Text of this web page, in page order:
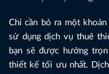
Chỉ cần bỏ ra một
sử dụng dịch vụ thuê
bạn sẽ được hưởng
thiết kế tối ưu nhất.